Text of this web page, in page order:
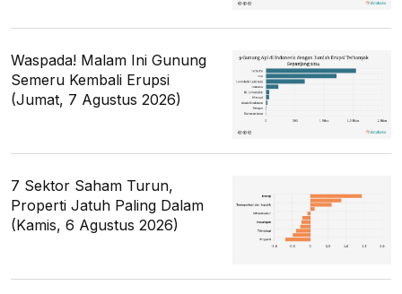
Waspada! Malam Ini Gunung
Semeru Kembali Erupsi
(Jumat, 7 Agustus 2026)
7 Sektor Saham Turun,
Properti Jatuh Paling Dalam
(Kamis, 6 Agustus 2026)